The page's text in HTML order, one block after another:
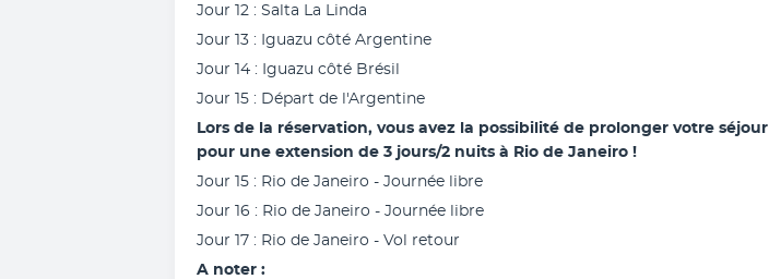
Jour 12 : Salta La Linda
Jour 13 : Iguazu côté Argentine
Jour 14 : Iguazu côté Brésil
Jour 15 : Départ de l'Argentine
Lors de la réservation, vous avez la possibilité de prolonger votre séjour
pour une extension de 3 jours/2 nuits à Rio de Janeiro !
Jour 15 : Rio de Janeiro - Journée libre
Jour 16 : Rio de Janeiro - Journée libre
Jour 17 : Rio de Janeiro - Vol retour
A noter :